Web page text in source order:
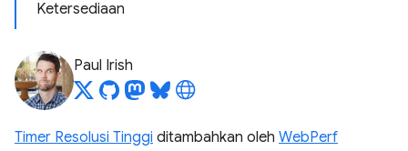
Ketersediaan
Paul Irish
Timer Resolusi Tinggi ditambahkan oleh WebPerf